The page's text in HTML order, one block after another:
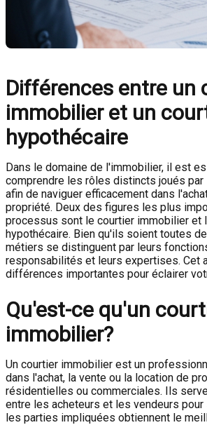
Différences entre un
immobilier et un
hypothécaire
Dans le domaine de l'immobilier, il est
comprendre les rôles distincts joués
afin de naviguer efficacement dans
propriété. Deux des figures les plus
processus sont le courtier immobilier et
hypothécaire. Bien qu'ils soient toutes
métiers se distinguent par leurs
responsabilités et leurs expertises. Cet
différences importantes pour éclairer
Qu'est-ce qu'un
immobilier?
Un courtier immobilier est un
dans l'achat, la vente ou la location de
résidentielles ou commerciales. Ils
entre les acheteurs et les vendeurs
les parties impliquées obtiennent le